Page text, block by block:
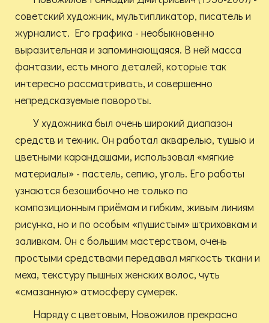
советский художник, мультипликатор, писатель и
журналист. Его графика - необыкновенно
выразительная и запоминающаяся. В ней масса
фантазии, есть много деталей, которые так
интересно рассматривать, и совершенно
непредсказуемые повороты.
У художника был очень широкий диапазон
средств и техник. Он работал акварелью, тушью и
цветными карандашами, использовал «мягкие
материалы» - пастель, сепию, уголь. Его работы
узнаются безошибочно не только по
композиционным приёмам и гибким, живым линиям
рисунка, но и по особым «пушистым» штриховкам и
заливкам. Он с большим мастерством, очень
простыми средствами передавал мягкость ткани и
меха, текстуру пышных женских волос, чуть
«смазанную» атмосферу сумерек.
Наряду с цветовым, Новожилов прекрасно